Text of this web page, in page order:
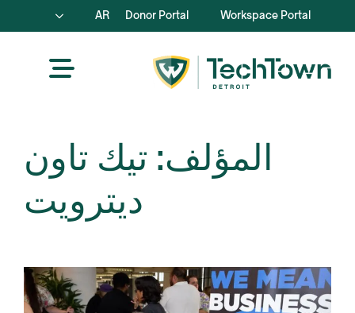
Workspace Portal
Donor Portal
AR
المؤلف:تيك تاون
ديترويت